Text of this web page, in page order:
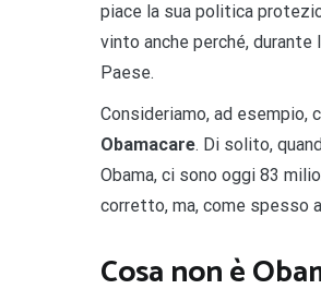
piace la sua politica
vinto anche perché,
Paese.
Consideriamo, ad esempio,
Obamacare. Di solito,
Obama, ci sono oggi 83
corretto, ma, come spesso
Cosa non è